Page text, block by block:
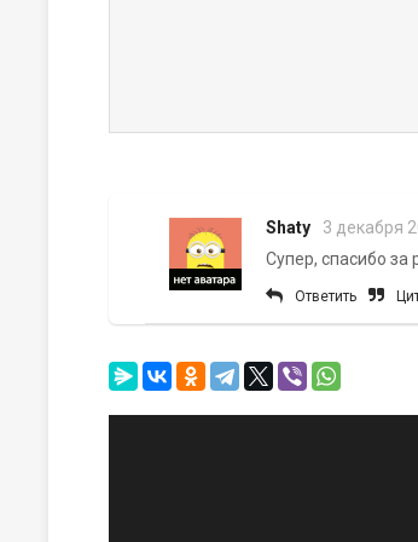
Shaty
3 декабря
Супер, спасибо за
Ответить